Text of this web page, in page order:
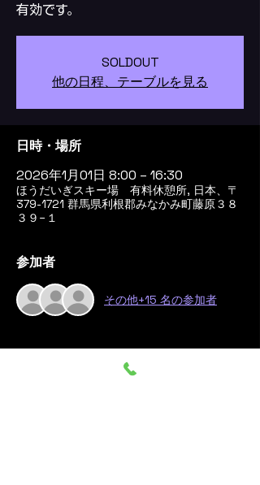
SOLDOUT
他の日程、テーブルを見る
日時・場所
2026年1月01日 8:00 – 16:30
ほうだいぎスキー場 有料休憩所, 日本、〒
379-1721 群馬県利根郡みなかみ町藤原３８
３９−１
参加者
その他+15 名の参加者